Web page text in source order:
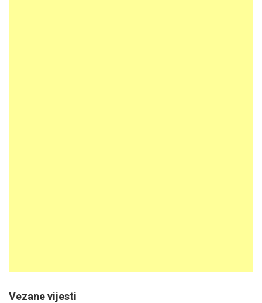
Vezane vijesti